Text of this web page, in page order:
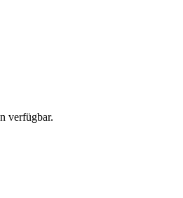
verfügbar.